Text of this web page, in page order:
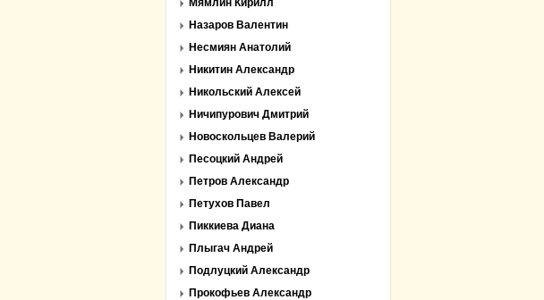
Мямлин Кирилл
Назаров Валентин
Несмиян Анатолий
Никитин Александр
Никольский Алексей
Ничипурович Дмитрий
Новоскольцев Валерий
Песоцкий Андрей
Петров Александр
Петухов Павел
Пиккиева Диана
Плыгач Андрей
Подлуцкий Александр
Прокофьев Александр